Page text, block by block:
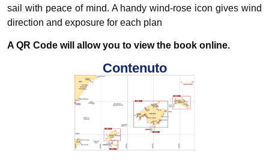
sail with peace of mind. A handy wind-rose icon gives wind
direction and exposure for each plan
A QR Code will allow you to view the book online.
Contenuto